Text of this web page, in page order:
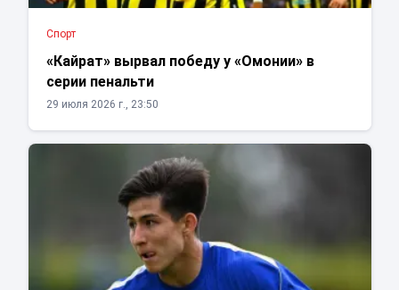
Спорт
«Кайрат» вырвал победу у «Омонии» в
серии пенальти
29 июля 2026 г., 23:50